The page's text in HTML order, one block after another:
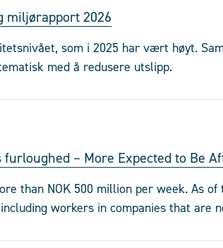
miljørapport 2026
som i 2025 har vært høyt.
med å redusere utslipp.
– More Expected to Be
than NOK 500 million per week. As of
workers in companies that are